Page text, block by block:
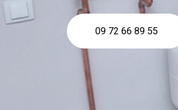
09 72 66 89 55